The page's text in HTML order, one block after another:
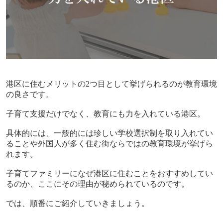
港区に住むメリットの2つ目として挙げられるのが教育環境
の良さです。
子育て支援だけでなく、教育にも力を入れている港区。
具体的には、一般的には珍しい学校選択制を取り入れてい
ることや外国人が多く住む街ならではの教育環境が挙げら
れます。
子育てファミリーになぜ港区に住むことをおすすめしてい
るのか、ここにその理由が秘められているのです。
では、順番にご紹介していきましょう。